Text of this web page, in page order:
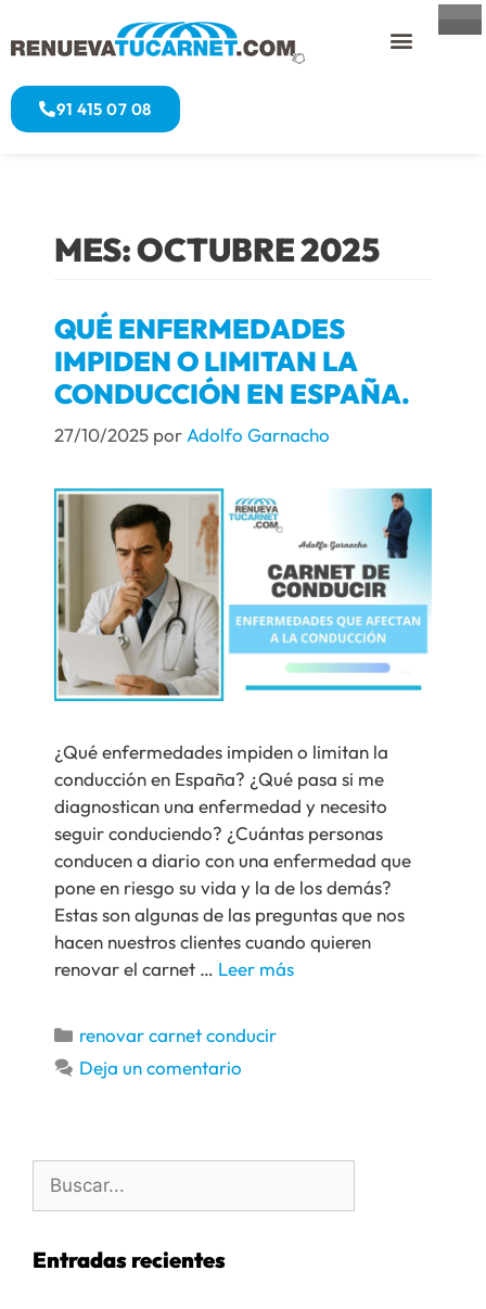
91 415 07 08
MES:OCTUBRE 2025
QUÉ ENFERMEDADES
IMPIDEN O LIMITAN LA
CONDUCCIÓN EN ESPAÑA.
27/10/2025 porAdolfo Garnacho
¿Qué enfermedades impiden o limitan la
conducción en España? ¿Qué pasa si me
diagnostican una enfermedad y necesito
seguir conduciendo? ¿Cuántas personas
conducen a diario con una enfermedad que
pone en riesgo su vida y la de los demás?
Estas son algunas de las preguntas que nos
hacen nuestros clientes cuando quieren
renovar el carnet … Leer más
renovar carnet conducir
Deja un comentario
Entradas recientes